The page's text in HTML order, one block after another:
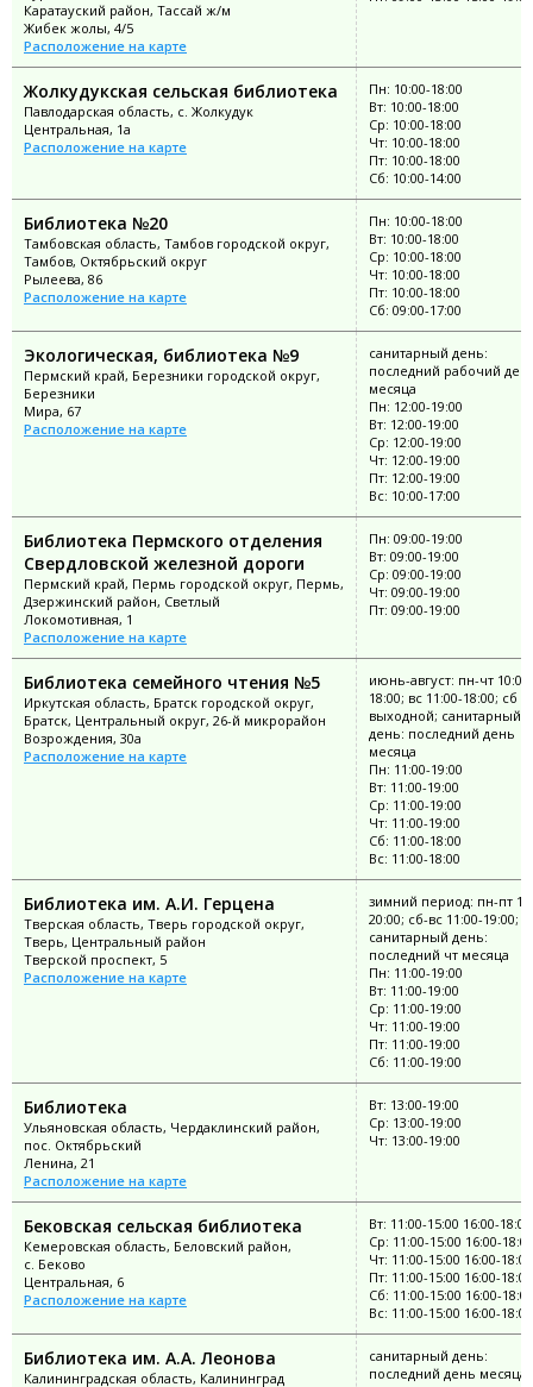
Каратауский район, Тассай ж/м
Жибек жолы, 4/5
Расположение на карте
Жолкудукская сельская библиотека
Павлодарская область, с. Жолкудук
Центральная, 1а
Расположение на карте
Пн: 10:00-18:00
Вт: 10:00-18:00
Ср: 10:00-18:00
Чт: 10:00-18:00
Пт: 10:00-18:00
Сб: 10:00-14:00
Библиотека №20
Тамбовская область, Тамбов городской округ,
Тамбов, Октябрьский округ
Рылеева, 86
Расположение на карте
Пн: 10:00-18:00
Вт: 10:00-18:00
Ср: 10:00-18:00
Чт: 10:00-18:00
Пт: 10:00-18:00
Сб: 09:00-17:00
Экологическая, библиотека №9
Пермский край, Березники городской округ,
Березники
Мира, 67
Расположение на карте
санитарный день:
последний рабочий
месяца
Пн: 12:00-19:00
Вт: 12:00-19:00
Ср: 12:00-19:00
Чт: 12:00-19:00
Пт: 12:00-19:00
Вс: 10:00-17:00
Библиотека Пермского отделения
Свердловской железной дороги
Пермский край, Пермь городской округ, Пермь,
Дзержинский район, Светлый
Локомотивная, 1
Расположение на карте
Пн: 09:00-19:00
Вт: 09:00-19:00
Ср: 09:00-19:00
Чт: 09:00-19:00
Пт: 09:00-19:00
Библиотека семейного чтения №5
Иркутская область, Братск городской округ,
Братск, Центральный округ, 26-й микрорайон
Возрождения, 30а
Расположение на карте
июнь-август: пн-чт 10:00-
18:00; вс 11:00-18:00; сб
выходной; санитарный
день: последний день
месяца
Пн: 11:00-19:00
Вт: 11:00-19:00
Ср: 11:00-19:00
Чт: 11:00-19:00
Сб: 11:00-18:00
Вс: 11:00-18:00
Библиотека им. А.И. Герцена
Тверская область, Тверь городской округ,
Тверь, Центральный район
Тверской проспект, 5
Расположение на карте
зимний период: пн-пт
20:00; сб-вс 11:00-19:00;
санитарный день:
последний чт месяца
Пн: 11:00-19:00
Вт: 11:00-19:00
Ср: 11:00-19:00
Чт: 11:00-19:00
Пт: 11:00-19:00
Сб: 11:00-19:00
Библиотека
Ульяновская область, Чердаклинский район,
пос. Октябрьский
Ленина, 21
Расположение на карте
Вт: 13:00-19:00
Ср: 13:00-19:00
Чт: 13:00-19:00
Бековская сельская библиотека
Кемеровская область, Беловский район,
с. Беково
Центральная, 6
Расположение на карте
Вт: 11:00-15:00 16:00-18:00
Ср: 11:00-15:00 16:00-18:00
Чт: 11:00-15:00 16:00-18:00
Пт: 11:00-15:00 16:00-18:00
Сб: 11:00-15:00 16:00-18:00
Вс: 11:00-15:00 16:00-18:00
Библиотека им. А.А. Леонова
Калининградская область, Калининград
санитарный день:
последний день месяца